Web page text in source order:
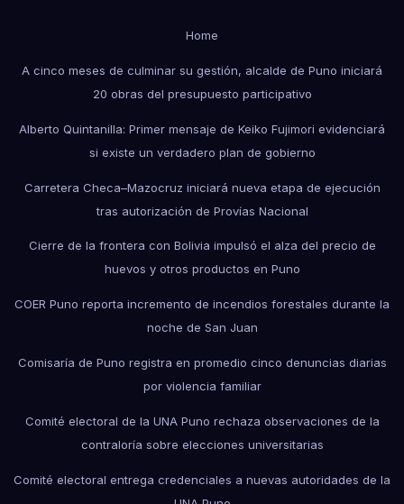
Home
A cinco meses de culminar su gestión, alcalde de Puno iniciará
20 obras del presupuesto participativo
Alberto Quintanilla: Primer mensaje de Keiko Fujimori evidenciará
si existe un verdadero plan de gobierno
Carretera Checa–Mazocruz iniciará nueva etapa de ejecución
tras autorización de Provías Nacional
Cierre de la frontera con Bolivia impulsó el alza del precio de
huevos y otros productos en Puno
COER Puno reporta incremento de incendios forestales durante la
noche de San Juan
Comisaría de Puno registra en promedio cinco denuncias diarias
por violencia familiar
Comité electoral de la UNA Puno rechaza observaciones de la
contraloría sobre elecciones universitarias
Comité electoral entrega credenciales a nuevas autoridades de la